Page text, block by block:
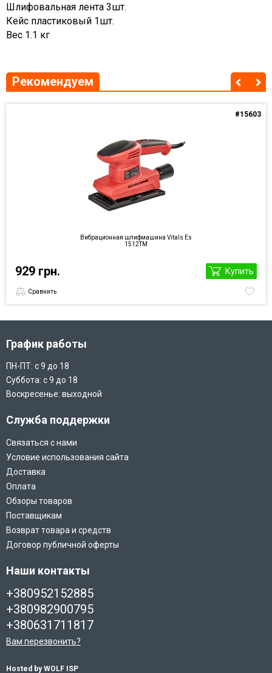
Шлифовальная лента 3шт.
Кейс пластиковый 1шт.
​Вес 1.1 кг
Рекомендуем
#15603
Вибрационная шлифмашина Vitals Es
1512TM
929 грн. Купить
Сравнить
График работы
ПН-ПТ: с 9 до 18
Суббота: с 9 до 18
Воскресенье: выходной
Служба поддержки
Связаться с нами
Условие использования сайта
Доставка
Оплата
Обзоры товаров
Поставщикам
Возврат товара и средств
Договор публичной оферты
Наши контакты
+380952152885
+380982900795
+380631711817
Вам перезвонить?
Hosted by WOLF ISP